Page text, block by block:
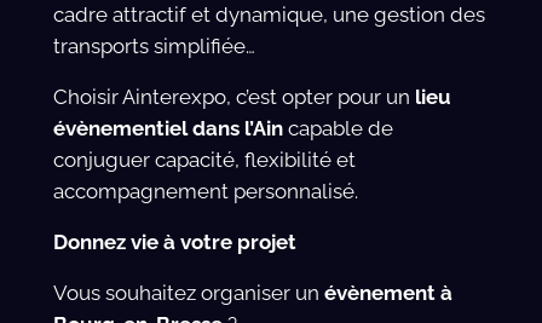
cadre attractif et dynamique, une gestion des
transports simplifiée…
Choisir Ainterexpo, c’est opter pour un lieu
évènementiel dans l’Aincapable de
conjuguer capacité, flexibilité et
accompagnement personnalisé.
Donnez vie à votre projet
Vous souhaitez organiser un évènement à